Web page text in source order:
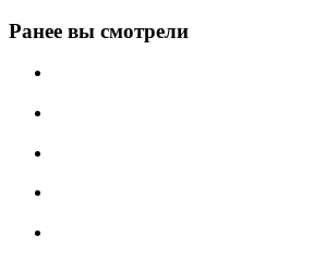
Ранее вы смотрели